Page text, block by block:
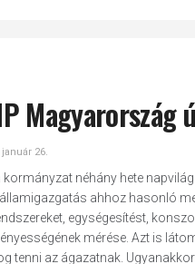
Magyarország
26.
kormányzat néhány hete
ahhoz hasonló
egységesítést,
mérése. Azt is
tenni az ágazatnak. Ugyanakkor